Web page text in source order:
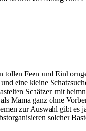
tollen Feen-und
eine kleine
Schätzen mit
Mama ganz ohne
zur Auswahl gibt
solcher